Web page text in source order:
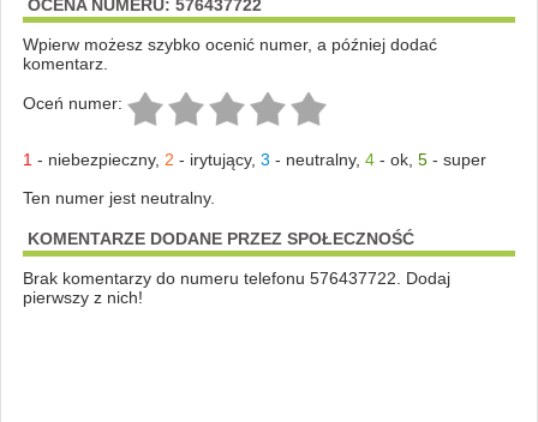
OCENA NUMERU: 576437722
Wpierw możesz szybko ocenić numer, a później dodać
komentarz.
Oceń numer:
1 - niebezpieczny, 2 - irytujący, 3 - neutralny, 4- ok, 5- super
Ten numer jest neutralny.
KOMENTARZE DODANE PRZEZ SPOŁECZNOŚĆ
Brak komentarzy do numeru telefonu 576437722. Dodaj
pierwszy z nich!